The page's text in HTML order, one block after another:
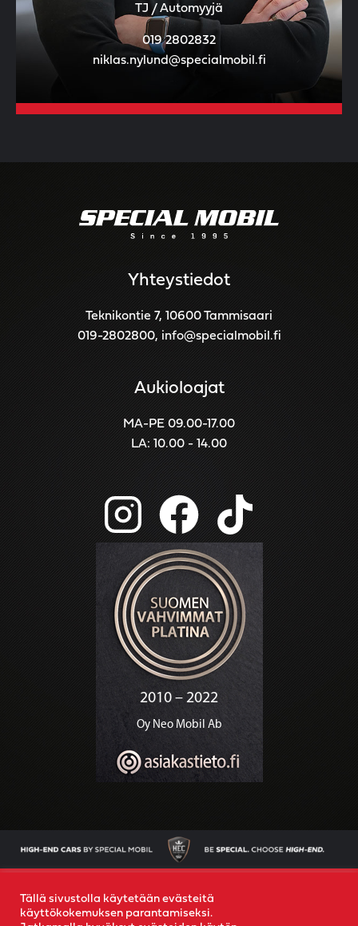
TJ / Automyyjä
019 2802832
niklas.nylund@specialmobil.fi
Yhteystiedot
Teknikontie 7, 10600 Tammisaari
019-2802800, info@specialmobil.fi
Aukioloajat
MA-PE 09.00-17.00
LA: 10.00 - 14.00
AJONEUVOT OSTAMME AUTOSI
Tällä sivustolla käytetään evästeitä
käyttökokemuksen parantamiseksi.